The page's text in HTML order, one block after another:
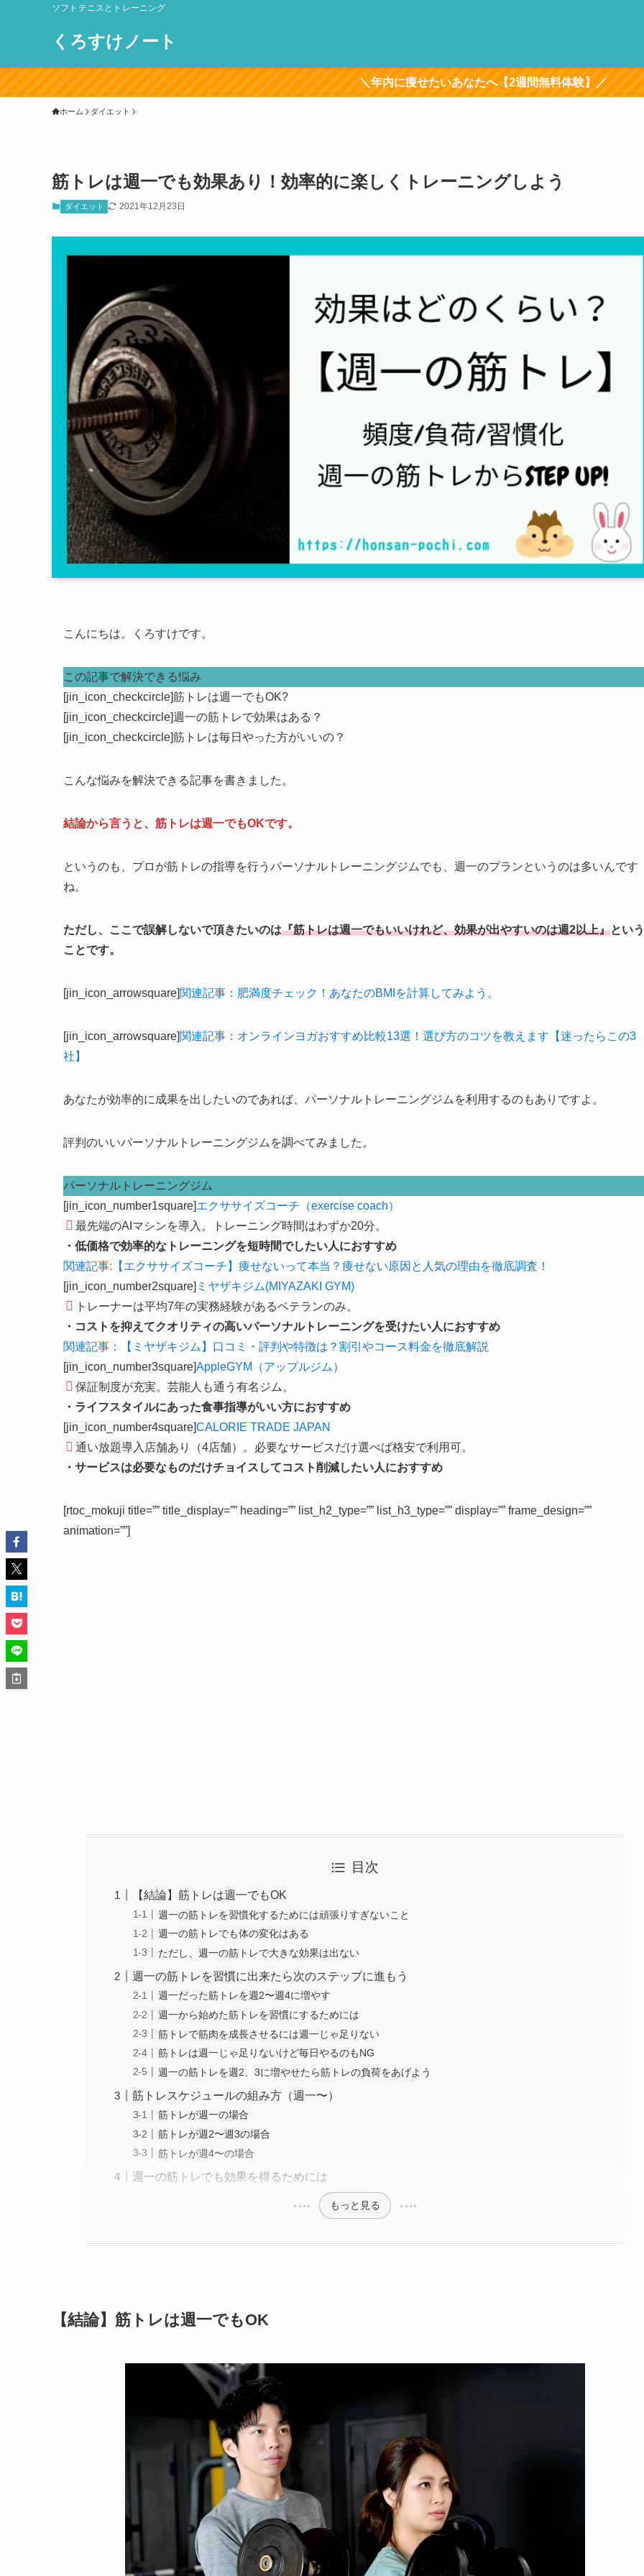
ソフトテニスとトレーニング
くろすけノート
＼年内に痩せたいあなたへ【2週間無料体験】／
ホーム ダイエット
筋トレは週一でも効果あり！効率的に楽しくトレーニングしよう
ダイエット 2021年12月23日
こんにちは。くろすけです。
この記事で解決できる悩み
[jin_icon_checkcircle]筋トレは週一でもOK?
[jin_icon_checkcircle]週一の筋トレで効果はある？
[jin_icon_checkcircle]筋トレは毎日やった方がいいの？
こんな悩みを解決できる記事を書きました。
結論から言うと、筋トレは週一でもOKです。
というのも、プロが筋トレの指導を行うパーソナルトレーニングジムでも、週一のプランというのは多いんです
ね。
ただし、ここで誤解しないで頂きたいのは『筋トレは週一でもいいけれど、効果が出やすいのは週2以上』という
ことです。
[jin_icon_arrowsquare]関連記事：肥満度チェック！あなたのBMIを計算してみよう。
[jin_icon_arrowsquare]関連記事：オンラインヨガおすすめ比較13選！選び方のコツを教えます【迷ったらこの3
社】
あなたが効率的に成果を出したいのであれば、パーソナルトレーニングジムを利用するのもありですよ。
評判のいいパーソナルトレーニングジムを調べてみました。
パーソナルトレーニングジム
[jin_icon_number1square]エクササイズコーチ（exercise coach）
最先端のAIマシンを導入。トレーニング時間はわずか20分。
・低価格で効率的なトレーニングを短時間でしたい人におすすめ
関連記事:【エクササイズコーチ】痩せないって本当？痩せない原因と人気の理由を徹底調査！
[jin_icon_number2square] ミヤザキジム(MIYAZAKI GYM)
トレーナーは平均7年の実務経験があるベテランのみ。
・コストを抑えてクオリティの高いパーソナルトレーニングを受けたい人におすすめ
関連記事：【ミヤザキジム】口コミ・評判や特徴は？割引やコース料金を徹底解説
[jin_icon_number3square]AppleGYM（アップルジム）
保証制度が充実。芸能人も通う有名ジム。
・ライフスタイルにあった食事指導がいい方におすすめ
[jin_icon_number4square]CALORIE TRADE JAPAN
通い放題導入店舗あり（4店舗）。必要なサービスだけ選べば格安で利用可。
・サービスは必要なものだけチョイスしてコスト削減したい人におすすめ
[rtoc_mokuji title=”” title_display=”” heading=”” list_h2_type=”” list_h3_type=”” display=”” frame_design=””
animation=””]
目次
【結論】筋トレは週一でもOK
週一の筋トレを習慣化するためには頑張りすぎないこと
週一の筋トレでも体の変化はある
ただし、週一の筋トレで大きな効果は出ない
週一の筋トレを習慣に出来たら次のステップに進もう
週一だった筋トレを週2〜週4に増やす
週一から始めた筋トレを習慣にするためには
筋トレで筋肉を成長させるには週一じゃ足りない
筋トレは週一じゃ足りないけど毎日やるのもNG
週一の筋トレを週2、3に増やせたら筋トレの負荷をあげよう
筋トレスケジュールの組み方（週一〜）
筋トレが週一の場合
筋トレが週2〜週3の場合
筋トレが週4〜の場合
週一の筋トレでも効果を得るためには
もっと見る
【結論】筋トレは週一でもOK